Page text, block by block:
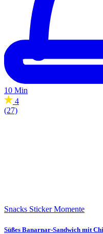
10 Min
4
(27)
Snacks Sticker Momente
Süßes Banarnar-Sandwich mit